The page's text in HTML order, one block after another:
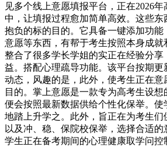
见多个线上意愿填报平台，正在2026
中，让填报过程愈加简单高效。这些东
抱负的标的目的。它具备一键添加功
意愿等东西，有帮于考生按照本身成
整合了很多学长学姐的实正在经验分
益。搭配心理疏导功能。该平台按期
动态，风趣的是，此外，使考生正在意
目的。掌上意愿是一款专为高考生设
便会按照最新数据供给个性化保举。使
地踏上升学之。此外，旨正在为考生们
以及冲、稳、保院校保举，选择合适
学生正在备考期间的心理健康取学问控